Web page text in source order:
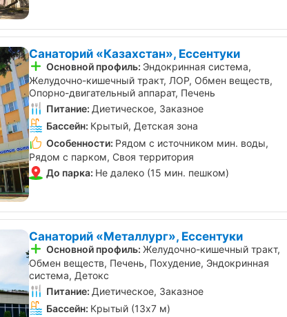
Санаторий «Казахстан», Ессентуки
Основной профиль: Эндокринная система,
Желудочно-кишечный тракт, ЛОР, Обмен веществ,
Опорно-двигательный аппарат, Печень
Питание: Диетическое, Заказное
Бассейн: Крытый, Детская зона
Особенности: Рядом с источником мин. воды,
Рядом с парком, Своя территория
До парка: Не далеко (15 мин. пешком)
Санаторий «Металлург», Ессентуки
Основной профиль: Желудочно-кишечный тракт,
Обмен веществ, Печень, Похудение, Эндокринная
система, Детокс
Питание: Диетическое, Заказное
Бассейн: Крытый (13х7 м)
Осталось
23
дня
Акция «Дети бесплатно» в
санатории «Источник» ,
Железноводск
от 20.02.2026 по 31.08.2026